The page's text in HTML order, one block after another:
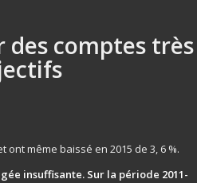
des comptes très
même baissé en 2015 de 3, 6 %.
insuffisante. Sur la période 2011-